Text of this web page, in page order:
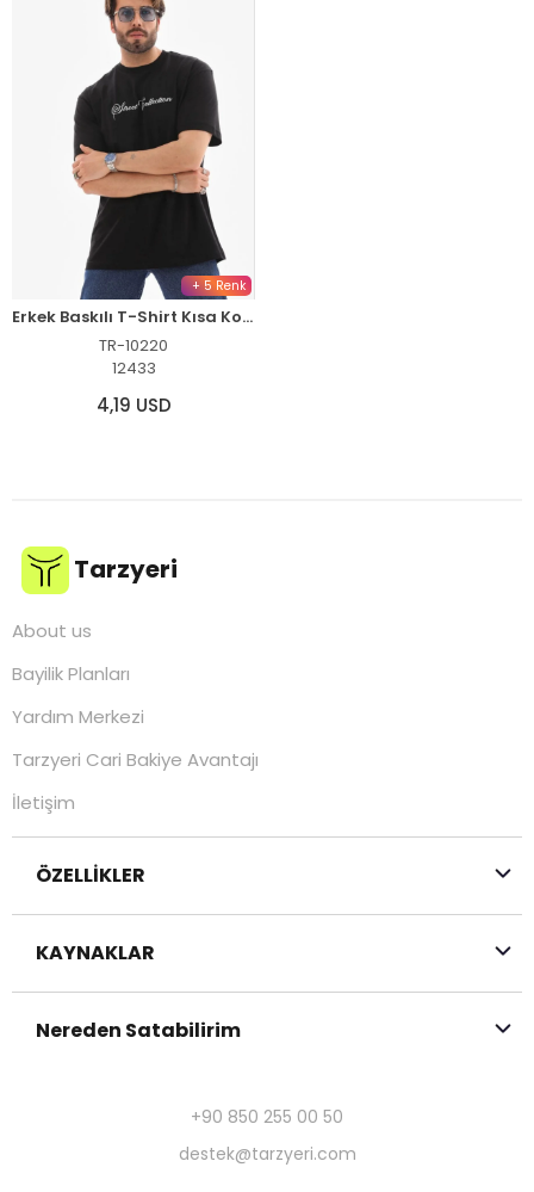
+ 5 Renk
Erkek Baskılı T-Shirt Kısa Kol Bisiklet Yaka Regular Fit Tişört - Siyah
TR-10220
12433
4,19 USD
Tarzyeri
About us
Bayilik Planları
Yardım Merkezi
Tarzyeri Cari Bakiye Avantajı
İletişim
ÖZELLİKLER
KAYNAKLAR
Nereden Satabilirim
+90 850 255 00 50
destek@tarzyeri.com